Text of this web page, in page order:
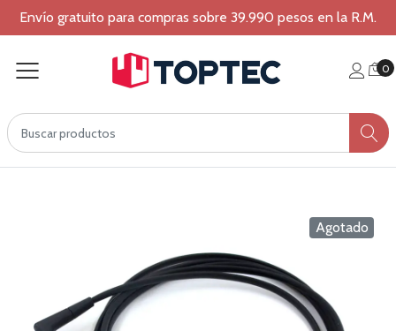
Envío gratuito para compras sobre 39.990 pesos en la R.M.
0
Agotado